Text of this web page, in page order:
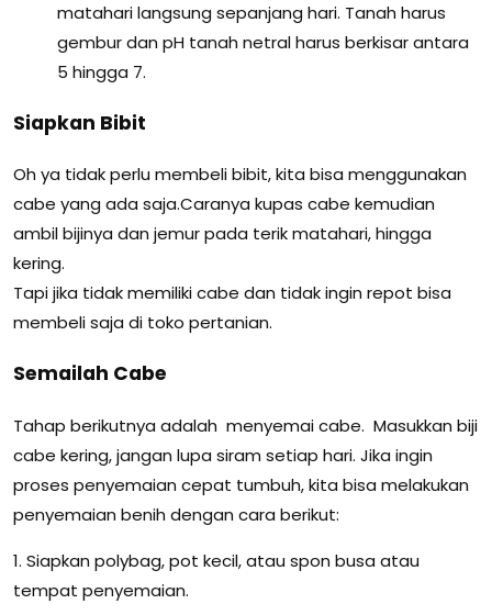
matahari langsung sepanjang hari. Tanah harus
gembur dan pH tanah netral harus berkisar antara
5 hingga 7.
Siapkan Bibit
Oh ya tidak perlu membeli bibit, kita bisa menggunakan
cabe yang ada saja.Caranya kupas cabe kemudian
ambil bijinya dan jemur pada terik matahari, hingga
kering.
Tapi jika tidak memiliki cabe dan tidak ingin repot bisa
membeli saja di toko pertanian.
Semailah Cabe
Tahap berikutnya adalah menyemai cabe. Masukkan biji
cabe kering, jangan lupa siram setiap hari. Jika ingin
proses penyemaian cepat tumbuh, kita bisa melakukan
penyemaian benih dengan cara berikut:
1. Siapkan polybag, pot kecil, atau spon busa atau
tempat penyemaian.